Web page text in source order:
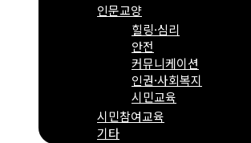
인문교양
힐링·심리
안전
커뮤니케이션
인권·사회복지
시민교육
시민참여교육
기타